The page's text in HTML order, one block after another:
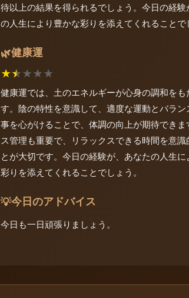
待以上の結果を得られるでしょう。今日の経験
の人生により豊かな彩りを添えてくれることで
🌿健康運
★★★★★
健康運では、土のエネルギーが心身の調和をも
す。陰の特性を意識して、適度な運動とバラン
事を心がけることで、体調の向上が期待できま
ス管理も重要で、リラックスできる時間を意識
とが大切です。今日の経験が、あなたの人生に
彩りを添えてくれることでしょう。
💡今日のアドバイス
今日も一日頑張りましょう。